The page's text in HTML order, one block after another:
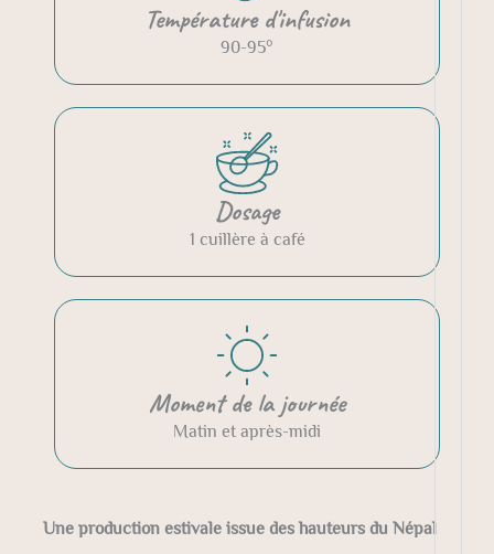
Température d'infusion
90-95°
Dosage
1 cuillère à café
Moment de la journée
Matin et après-midi
Une production estivale issue des hauteurs du Népal